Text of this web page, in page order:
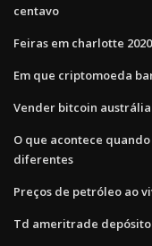
centavo
Feiras em charlotte 2020
Em que criptomoeda
Vender bitcoin
O que acontece
diferentes
Preços de petróleo ao
Td ameritrade